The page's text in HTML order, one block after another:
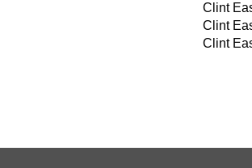
Clint
Clint
Clint